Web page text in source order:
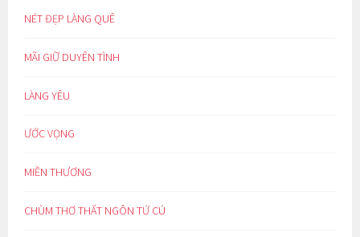
NÉT ĐẸP LÀNG QUÊ
MÃI GIỮ DUYÊN TÌNH
LÀNG YÊU
ƯỚC VỌNG
MIỀN THƯƠNG
CHÙM THƠ THẤT NGÔN TỨ CÚ